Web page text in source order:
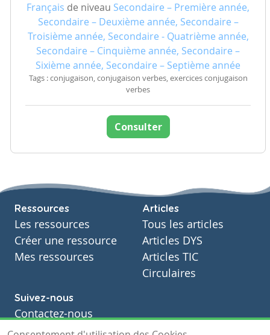
Français de niveau Secondaire – Première année,
Secondaire – Deuxième année, Secondaire –
Troisième année, Secondaire - Quatrième année,
Secondaire – Cinquième année, Secondaire –
Sixième année, Secondaire – Septième année
Tags : conjugaison, conjugaison verbes, exercices conjugaison
verbes
Consulter
Ressources
Les ressources
Créer une ressource
Mes ressources
Articles
Tous les articles
Articles DYS
Articles TIC
Circulaires
Suivez-nous
Contactez-nous
Soutien scolaire